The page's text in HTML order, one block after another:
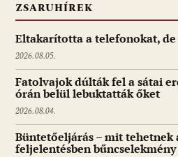
ZSARUHÍREK
Eltakarította a telefonokat,
2026.08.05.
Fatolvajok dúlták fel a sátai
órán belül lebuktatták őket
2026.08.04.
Büntetőeljárás – mit tehetnek
feljelentésben